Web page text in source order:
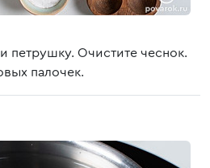
петрушку. Очистите чеснок.
палочек.